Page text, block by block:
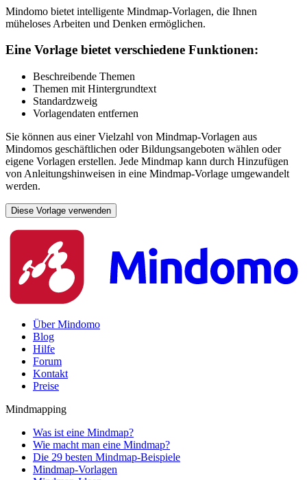
Mindomo bietet intelligente Mindmap-Vorlagen, die Ihnen
müheloses Arbeiten und Denken ermöglichen.
Eine Vorlage bietet verschiedene Funktionen:
Beschreibende Themen
Themen mit Hintergrundtext
Standardzweig
Vorlagendaten entfernen
Sie können aus einer Vielzahl von Mindmap-Vorlagen aus
Mindomos geschäftlichen oder Bildungsangeboten wählen oder
eigene Vorlagen erstellen. Jede Mindmap kann durch Hinzufügen
von Anleitungshinweisen in eine Mindmap-Vorlage umgewandelt
werden.
Diese Vorlage verwenden
Über Mindomo
Blog
Hilfe
Forum
Kontakt
Preise
Mindmapping
Was ist eine Mindmap?
Wie macht man eine Mindmap?
Die 29 besten Mindmap-Beispiele
Mindmap-Vorlagen